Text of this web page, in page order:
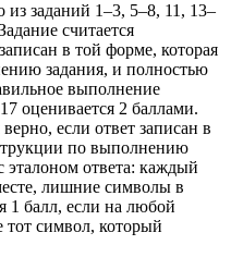
заданий 1–3, 5–8, 11, 13–
считается
в той форме, которая
задания, и полностью
выполнение
оценивается 2 баллами.
если ответ записан в
по выполнению
эталоном ответа: каждый
лишние символы в
1 балл, если на любой
тот символ, который